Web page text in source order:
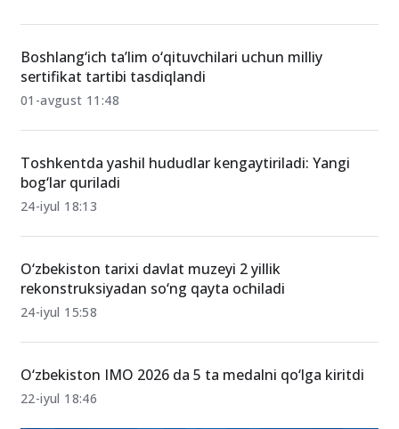
Boshlang‘ich ta’lim o‘qituvchilari uchun milliy
sertifikat tartibi tasdiqlandi
01-avgust 11:48
Toshkentda yashil hududlar kengaytiriladi: Yangi
bog‘lar quriladi
24-iyul 18:13
O‘zbekiston tarixi davlat muzeyi 2 yillik
rekonstruksiyadan so‘ng qayta ochiladi
24-iyul 15:58
O‘zbekiston IMO 2026 da 5 ta medalni qo‘lga kiritdi
22-iyul 18:46